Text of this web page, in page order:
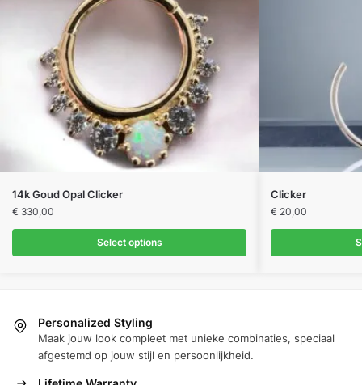
14k Goud Opal Clicker
€ 330,00
Select options
Clicker
€ 20,00
Dit
product
heeft
meerdere
gekozen
Personalized Styling
Maak jouw look compleet met unieke combinaties, speciaal
afgestemd op jouw stijl en persoonlijkheid.